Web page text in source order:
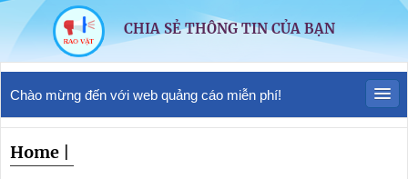
CHIA SẺ THÔNG TIN CỦA BẠN
Chào mừng đến với web quảng cáo miễn phí!
Home